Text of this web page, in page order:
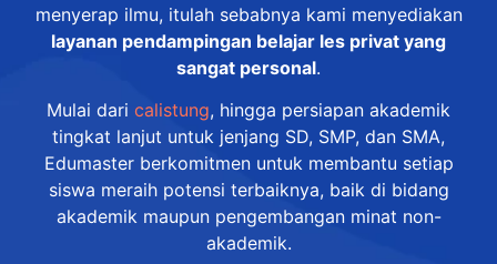
menyerap ilmu, itulah sebabnya kami menyediakan
layanan pendampingan belajar les privat yang
sangat personal.
Mulai dari calistung, hingga persiapan akademik
tingkat lanjut untuk jenjang SD, SMP, dan SMA,
Edumaster berkomitmen untuk membantu setiap
siswa meraih potensi terbaiknya, baik di bidang
akademik maupun pengembangan minat non-
akademik.